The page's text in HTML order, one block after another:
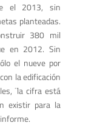
el 2013, sin
planteadas.
380 mil
en 2012. Sin
el nueve por
la edificación
¨la cifra está
existir para la